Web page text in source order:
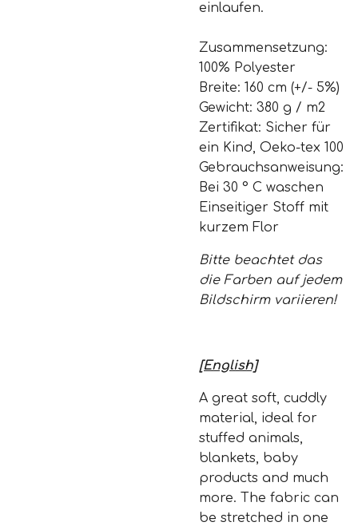
einlaufen.
Zusammensetzung:
100% Polyester
Breite: 160 cm (+/- 5%)
Gewicht: 380 g / m2
Zertifikat: Sicher für
ein Kind, Oeko-tex 100
Gebrauchsanweisung:
Bei 30 ° C waschen
Einseitiger Stoff mit
kurzem Flor
Bitte beachtet das
die Farben auf jedem
Bildschirm variieren!
[English]
A great soft, cuddly
material, ideal for
stuffed animals,
blankets, baby
products and much
more. The fabric can
be stretched in one